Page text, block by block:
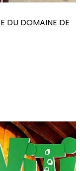
DU DOMAINE DE